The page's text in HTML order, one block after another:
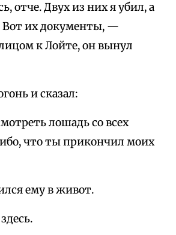
отче. Двух из них я убил, а
Вот их документы, —
к Лойте, он вынул
и сказал:
лошадь со всех
что ты прикончил моих
ему в живот.